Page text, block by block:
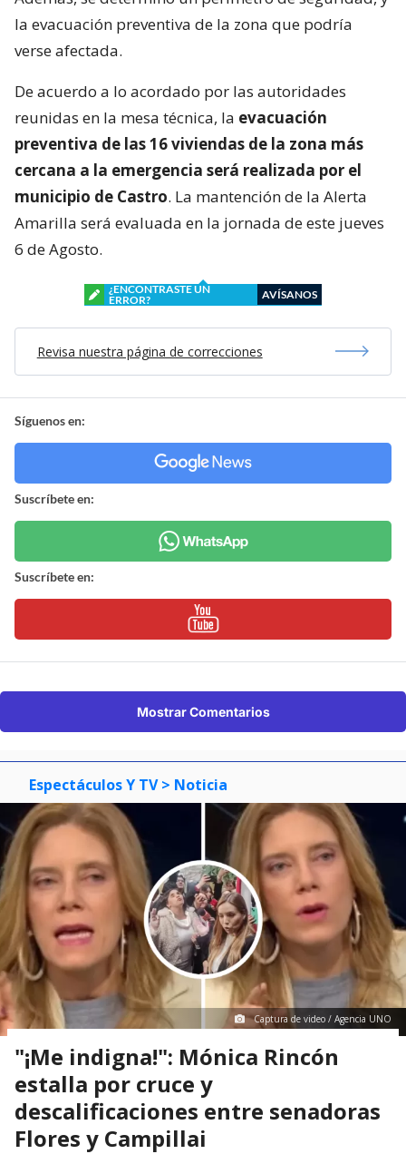
la evacuación preventiva de la zona que podría
verse afectada.
De acuerdo a lo acordado por las autoridades
reunidas en la mesa técnica, la evacuación
preventiva de las 16 viviendas de la zona más
cercana a la emergencia será realizada por el
municipio de Castro. La mantención de la Alerta
Amarilla será evaluada en la jornada de este jueves
6 de Agosto.
¿ENCONTRASTE UN
ERROR?
AVÍSANOS
Revisa nuestra página de correcciones
Síguenos en:
Suscríbete en:
Suscríbete en:
Mostrar Comentarios
Espectáculos Y TV > Noticia
Captura de video / Agencia UNO
"¡Me indigna!": Mónica Rincón
estalla por cruce y
descalificaciones entre senadoras
Flores y Campillai